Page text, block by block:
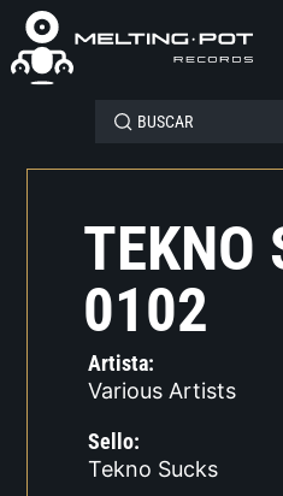
TEKNO
0102
Artista:
Various Artists
Sello:
Tekno Sucks